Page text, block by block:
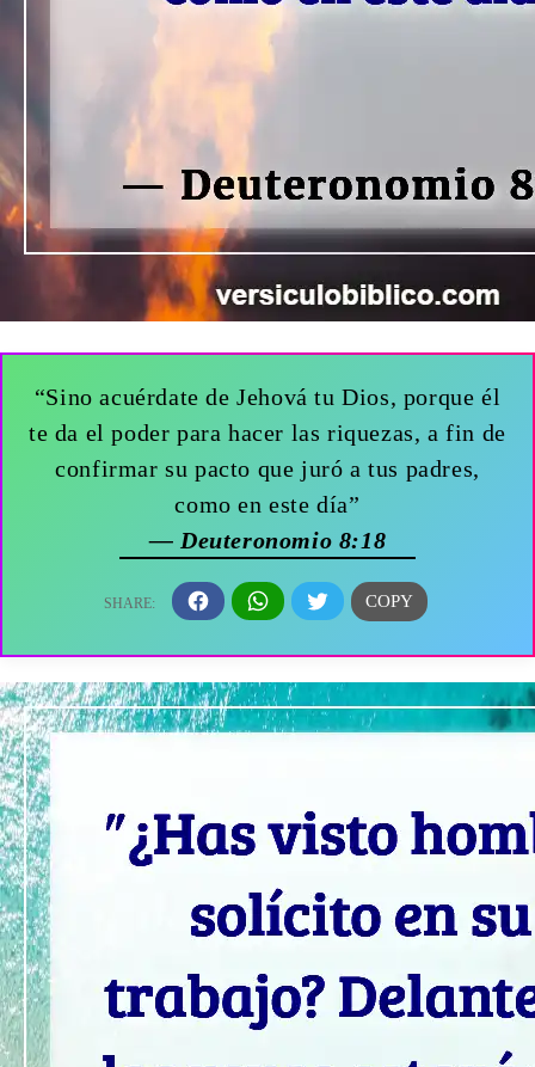
“Sino acuérdate de Jehová tu Dios, porque él
te da el poder para hacer las riquezas, a fin de
confirmar su pacto que juró a tus padres,
como en este día”
— Deuteronomio 8:18